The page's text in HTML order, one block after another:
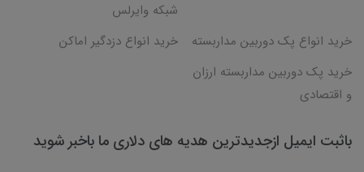
شبکه وایرلس
خرید انواع پک دوربین مداربسته
خرید انواع دزدگیر اماکن
خرید پک دوربین مداربسته ارزان
و اقتصادی
باثبت ایمیل ازجدیدترین هدیه های دلاری ما باخبر شوید